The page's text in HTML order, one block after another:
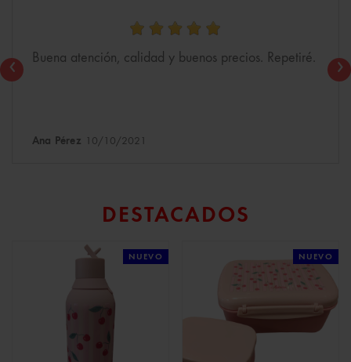
Buena atención, calidad y buenos precios. Repetiré.
Ana Pérez 10/10/2021
‹ ›
DESTACADOS
NUEVO NUEVO